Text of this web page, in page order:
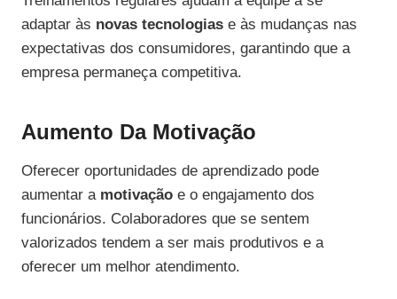
adaptar às novas tecnologias e às mudanças nas
expectativas dos consumidores, garantindo que a
empresa permaneça competitiva.
Aumento Da Motivação
Oferecer oportunidades de aprendizado pode
aumentar a motivação e o engajamento dos
funcionários. Colaboradores que se sentem
valorizados tendem a ser mais produtivos e a
oferecer um melhor atendimento.